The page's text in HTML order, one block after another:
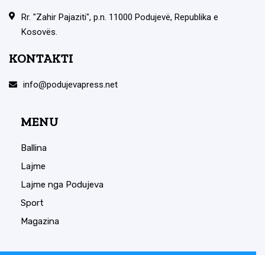
Rr. "Zahir Pajaziti", p.n. 11000 Podujevë, Republika e
Kosovës.
KONTAKTI
info@podujevapress.net
MENU
Ballina
Lajme
Lajme nga Podujeva
Sport
Magazina